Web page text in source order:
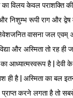
का विलय केवल पराशक्ति की
निशुम्भ रूपी राग और द्वेष
वासना जल एवम्
और अस्मिता तो रह ही
आध्यात्मस्वरूप है | देवी
ही है | अस्मिता का बल
प्राप्त करने लगता है तो